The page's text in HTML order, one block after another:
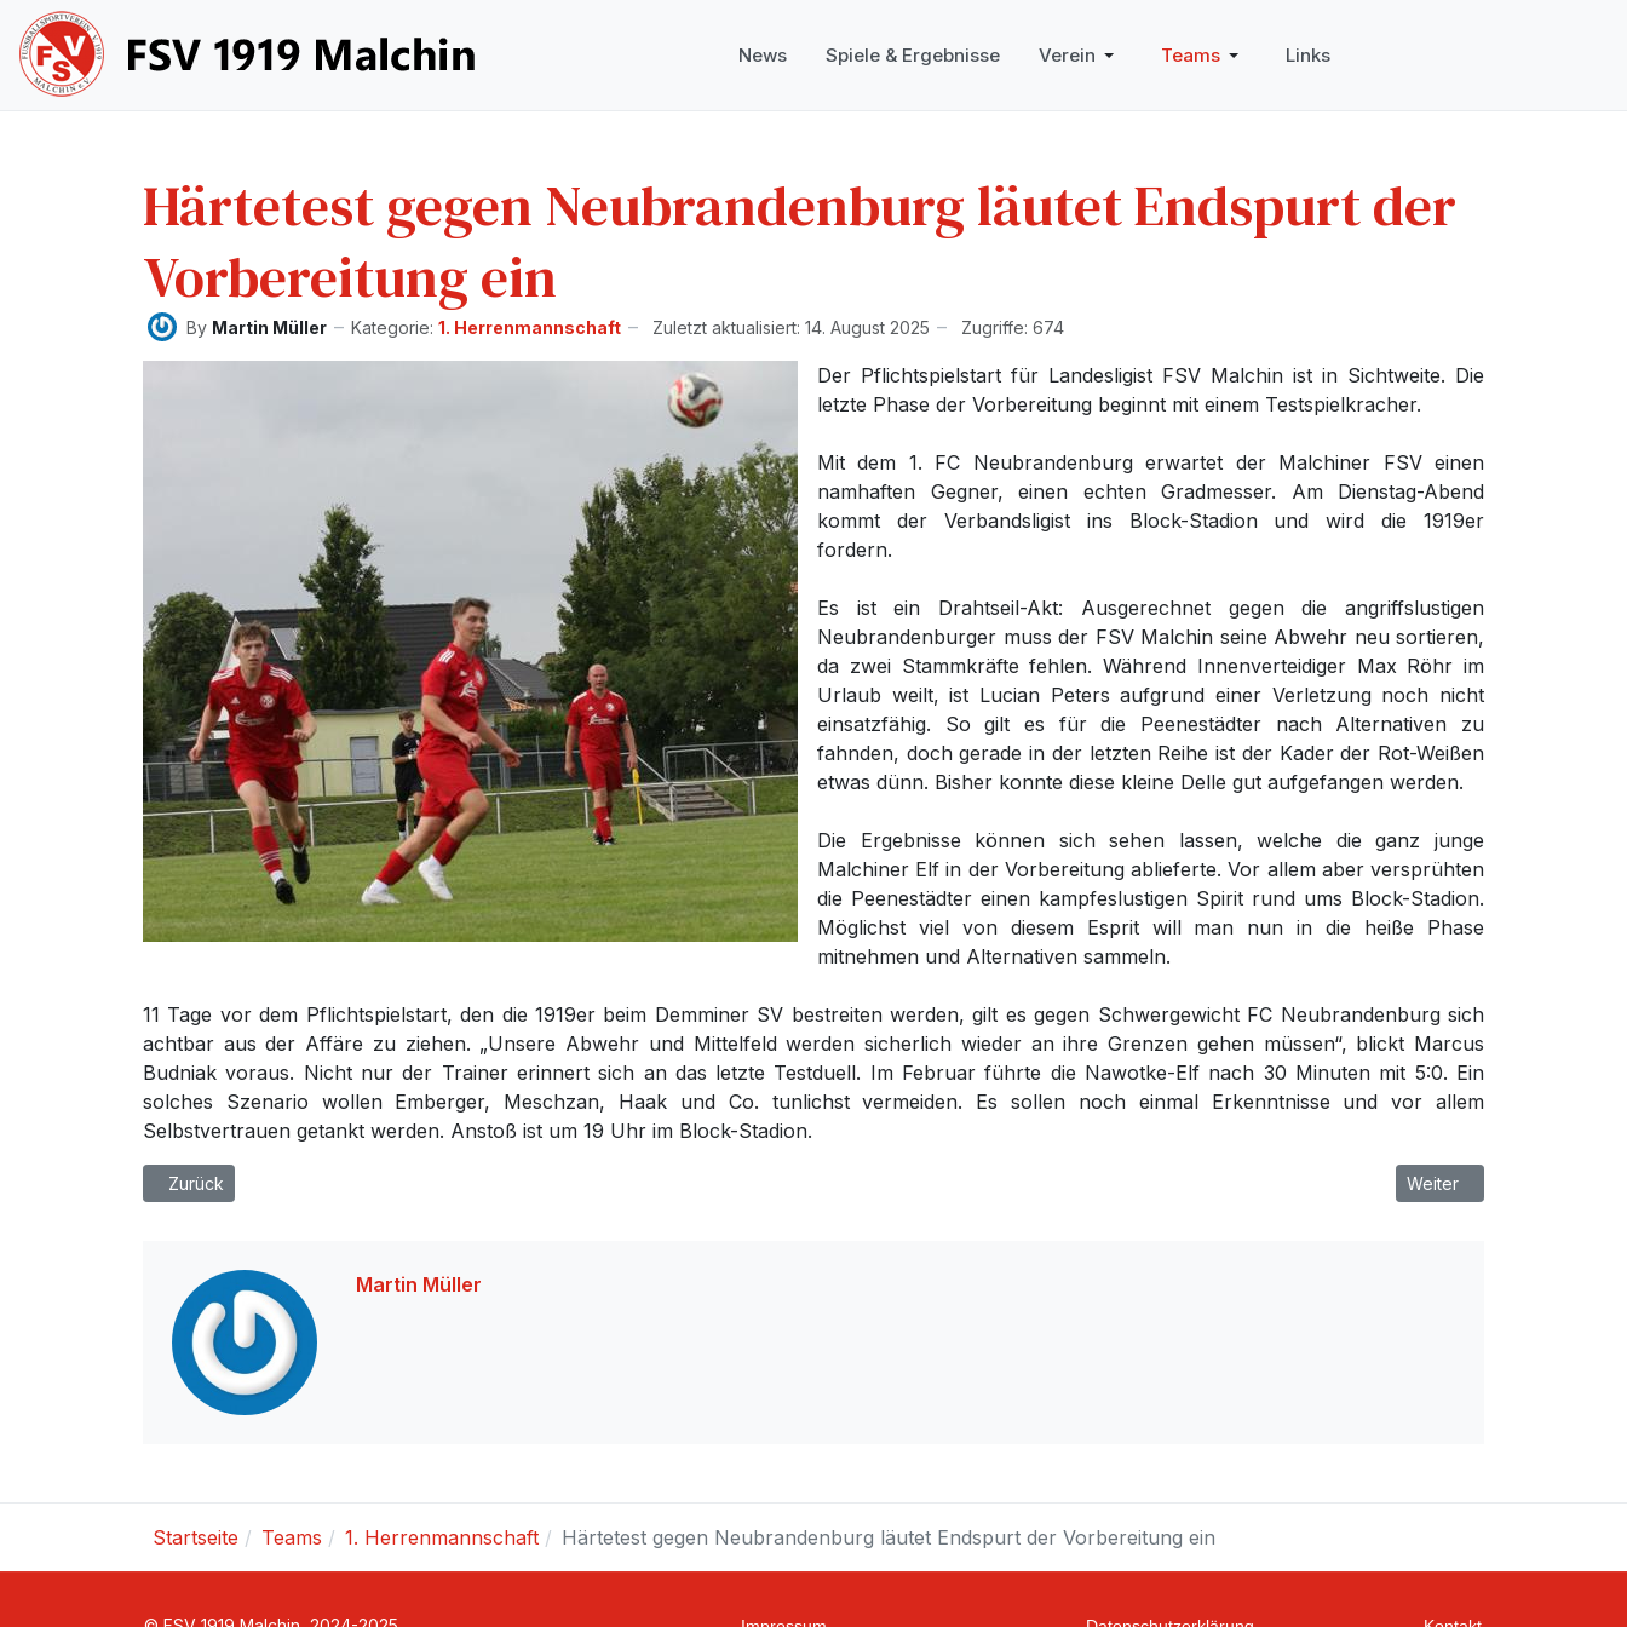
News Spiele & Ergebnisse Verein Teams Links
Härtetest gegen Neubrandenburg läutet Endspurt der
Vorbereitung ein
By Martin Müller Kategorie: 1. Herrenmannschaft Zuletzt aktualisiert: 14. August 2025 Zugriffe: 674
Der Pflichtspielstart für Landesligist FSV Malchin ist in Sichtweite. Die
letzte Phase der Vorbereitung beginnt mit einem Testspielkracher.
Mit dem 1. FC Neubrandenburg erwartet der Malchiner FSV einen
namhaften Gegner, einen echten Gradmesser. Am Dienstag-Abend
kommt der Verbandsligist ins Block-Stadion und wird die 1919er
fordern.
Es ist ein Drahtseil-Akt: Ausgerechnet gegen die angriffslustigen
Neubrandenburger muss der FSV Malchin seine Abwehr neu sortieren,
da zwei Stammkräfte fehlen. Während Innenverteidiger Max Röhr im
Urlaub weilt, ist Lucian Peters aufgrund einer Verletzung noch nicht
einsatzfähig. So gilt es für die Peenestädter nach Alternativen zu
fahnden, doch gerade in der letzten Reihe ist der Kader der Rot-Weißen
etwas dünn. Bisher konnte diese kleine Delle gut aufgefangen werden.
Die Ergebnisse können sich sehen lassen, welche die ganz junge
Malchiner Elf in der Vorbereitung ablieferte. Vor allem aber versprühten
die Peenestädter einen kampfeslustigen Spirit rund ums Block-Stadion.
Möglichst viel von diesem Esprit will man nun in die heiße Phase
mitnehmen und Alternativen sammeln.
11 Tage vor dem Pflichtspielstart, den die 1919er beim Demminer SV bestreiten werden, gilt es gegen Schwergewicht FC Neubrandenburg sich
achtbar aus der Affäre zu ziehen. „Unsere Abwehr und Mittelfeld werden sicherlich wieder an ihre Grenzen gehen müssen“, blickt Marcus
Budniak voraus. Nicht nur der Trainer erinnert sich an das letzte Testduell. Im Februar führte die Nawotke-Elf nach 30 Minuten mit 5:0. Ein
solches Szenario wollen Emberger, Meschzan, Haak und Co. tunlichst vermeiden. Es sollen noch einmal Erkenntnisse und vor allem
Selbstvertrauen getankt werden. Anstoß ist um 19 Uhr im Block-Stadion.
Vorheriger Beitrag: Testspiel-Dämpfer gegen 1. FC Neubrandenburg
Zurück Nächster Beitrag: FSV
Weiter
Martin Müller
Startseite Teams 1. Herrenmannschaft Härtetest gegen Neubrandenburg läutet Endspurt der Vorbereitung ein